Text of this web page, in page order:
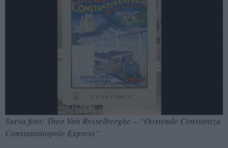
Sursa foto: Theo Van Rysselberghe – “Oostende Constantza
Constantinopole Express”